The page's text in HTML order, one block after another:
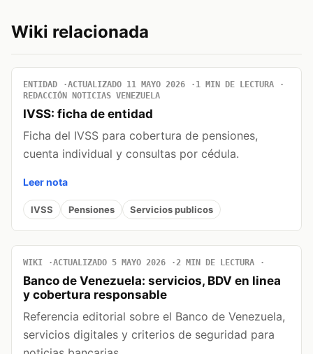
Wiki relacionada
ENTIDAD ACTUALIZADO 11 MAYO 2026
1 MIN DE LECTURA
REDACCIÓN NOTICIAS VENEZUELA
IVSS: ficha de entidad
Ficha del IVSS para cobertura de pensiones,
cuenta individual y consultas por cédula.
Leer nota
IVSS Pensiones Servicios publicos
WIKI ACTUALIZADO 5 MAYO 2026 2 MIN DE LECTURA
Banco de Venezuela: servicios, BDV en linea
y cobertura responsable
Referencia editorial sobre el Banco de Venezuela,
servicios digitales y criterios de seguridad para